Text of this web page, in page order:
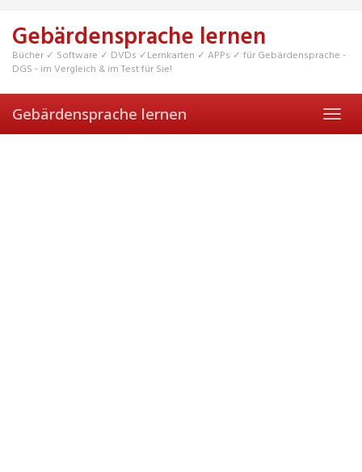
main
content
Gebärdensprache lernen
Bücher ✓ Software ✓ DVDs ✓Lernkarten ✓ APPs ✓ für Gebärdensprache -
DGS - im Vergleich & im Test für Sie!
Gebärdensprache lernen